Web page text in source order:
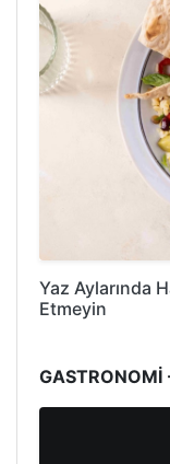
Yaz Aylarında
Etmeyin